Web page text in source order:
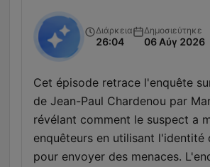
Διάρκεια
26:04
Δημοσιεύτηκε
06 Αύγ 2026
Cet épisode retrace l'enquête
de Jean-Paul Chardenou par
révélant comment le suspect a
enquêteurs en utilisant l'identité
pour envoyer des menaces.